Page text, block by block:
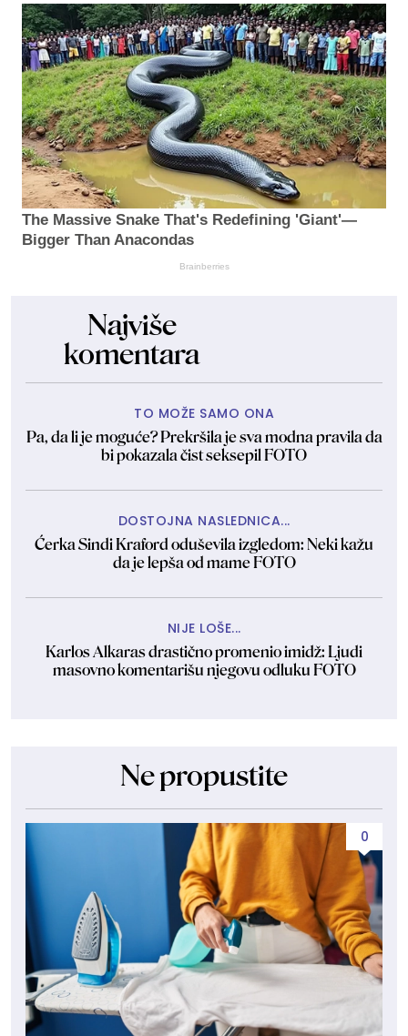
The Massive Snake That's Redefining 'Giant'—
Bigger Than Anacondas
Brainberries
Najviše
komentara
TO MOŽE SAMO ONA
Pa, da li je moguće? Prekršila je sva modna pravila da
bi pokazala čist seksepil FOTO
DOSTOJNA NASLEDNICA...
Ćerka Sindi Kraford oduševila izgledom: Neki kažu
da je lepša od mame FOTO
NIJE LOŠE...
Karlos Alkaras drastično promenio imidž: Ljudi
masovno komentarišu njegovu odluku FOTO
Ne propustite
0